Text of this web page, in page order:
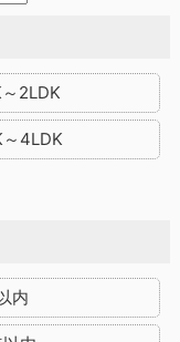
2LDK
4LDK
内